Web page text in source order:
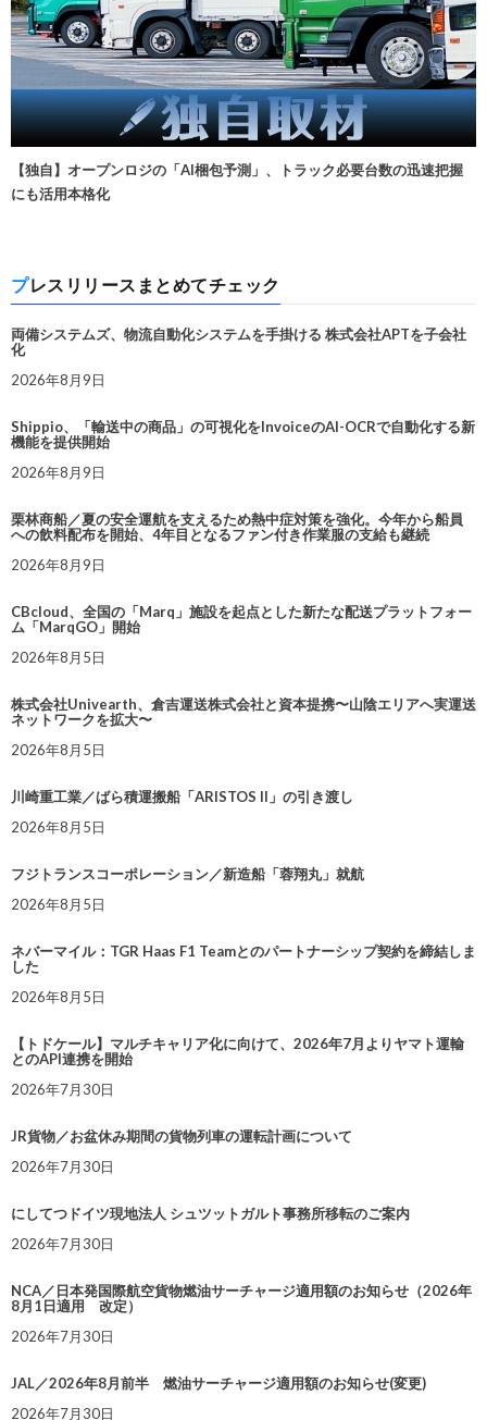
【独自】オープンロジの「AI梱包予測」、トラック必要台数の迅速把握
にも活用本格化
プレスリリースまとめてチェック
両備システムズ、物流自動化システムを手掛ける 株式会社APTを子会社
化
2026年8月9日
Shippio、「輸送中の商品」の可視化をInvoiceのAI-OCRで自動化する新
機能を提供開始
2026年8月9日
栗林商船／夏の安全運航を支えるため熱中症対策を強化。今年から船員
への飲料配布を開始、4年目となるファン付き作業服の支給も継続
2026年8月9日
CBcloud、全国の「Marq」施設を起点とした新たな配送プラットフォー
ム「MarqGO」開始
2026年8月5日
株式会社Univearth、倉吉運送株式会社と資本提携〜山陰エリアへ実運送
ネットワークを拡大〜
2026年8月5日
川崎重工業／ばら積運搬船「ARISTOS II」の引き渡し
2026年8月5日
フジトランスコーポレーション／新造船「蓉翔丸」就航
2026年8月5日
ネバーマイル：TGR Haas F1 Teamとのパートナーシップ契約を締結しま
した
2026年8月5日
【トドケール】マルチキャリア化に向けて、2026年7月よりヤマト運輸
とのAPI連携を開始
2026年7月30日
JR貨物／お盆休み期間の貨物列車の運転計画について
2026年7月30日
にしてつドイツ現地法人 シュツットガルト事務所移転のご案内
2026年7月30日
NCA／日本発国際航空貨物燃油サーチャージ適用額のお知らせ（2026年
8月1日適用 改定）
2026年7月30日
JAL／2026年8月前半 燃油サーチャージ適用額のお知らせ(変更)
2026年7月30日